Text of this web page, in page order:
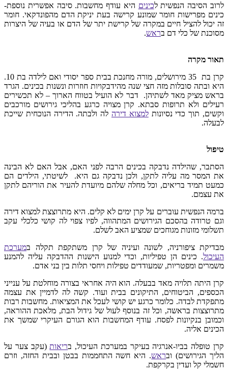
לרוב הסיבה הנפשית לכינים היא עודף מחשבות. סיבה אפשרית נוספת-
כינים מפרישות חומר שמונע קרישה בעת יניקת הדם מהפונדקאי. חומר
זה יכול להציל חיים במקרה של קרישת יתר של הדם או בעיה של היצרות
מסוכנת של כלי דם בראש.
תאור מקרה
קרן בת 35 מירושלים, מורה מחנכת בבית ספר יסודי ואם לילדה בת 10.
היא ובתה סובלות מזה חצי שנה מהידבקויות חוזרות ונשנות בכינים. הגרד
בראש מציק מאד לשתיהן. דבר לא הועיל בטווח הארוך – לא תכשירים
רעילים ולא תרופות סבתא. קרן מצויה כרגע בהליכי גירושים מורכבים
וקשים, תוך כדי נסיונותלמצוא דירה לה ולבתה. הדירה הנוכחית שייכת
לבעלה.
טיפול
הסתבר, שהילדה נדבקה בכינים הרבה לפני האם, אבל האם לא הבינה
את המסר מה עליה לתקן, ולכן נדבקה גם היא. לשיטתי, הילדים הם
כמעט תמיד בריאים, וכל מחלה שלהם מיועדת להעיר את הוריהם לתקן
את עצמם.
ברמה הנפשית עוברים על קרן ימים לא קלים. היא מתרוצצת למצוא דירה
וגם טרודה בהסכם הגירושים המתהווה, לפיו צפוי לה קושי כלכלי עקב
תשלומי מזונות מגוחכים שמציע האב לשלם.
מבדיקת ציפורניה, לשונה ועיניה של קרן משתקפת תקלה במערכת
העיכול. כינים הן טפיליות, וכדי למנוע הישנות ההדבקה עליה להמנע
משמרים ומפטריות, שמעודדים טפילות ויחסי תלות בין בני אדם.
קרן היתה תלויה מאד בבעלה. הוא היה אחראי בצורה מוחלטת על ענייני
הכספים, הביטוחים, התיקונים בבית ועוד. קשה לה לדמיין את עצמה
מתפקדת לבדה. כלומר כרגע יש קושי לעכל את המציאות. מחשבות רבות
מתרוצצות בראשה, וכל זה בנוסף לעול של גידול הבת, מלאכת ההוראה,
וכמובן בנקיונות לפסח. עודף המחשבות הוא הגורם העיקרי שמשך את
הכינים אליה.
קרן טופלה בביו-אנרגיה בעיקר במערכת העיכול, בריאות(עקב צער על
הליך הגירושים) ובראש. היא חשה התחממות בבטן ובבית החזה, וזרם
חשמלי קל ועדין בקרקפת.